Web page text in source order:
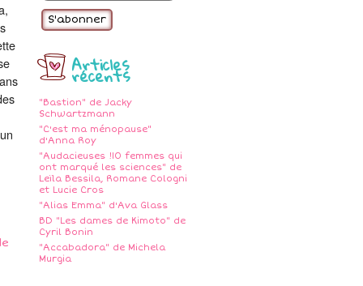
Articles
récents
"Bastion" de Jacky
Schwartzmann
"C'est ma ménopause"
d'Anna Roy
"Audacieuses !10 femmes qui
ont marqué les sciences" de
Leïla Bessila, Romane Cologni
et Lucie Cros
"Alias Emma" d'Ava Glass
BD "Les dames de Kimoto" de
Cyril Bonin
"Accabadora" de Michela
Murgia